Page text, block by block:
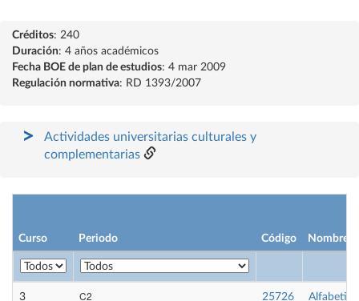
Créditos: 240
Duración: 4 años académicos
Fecha BOE de plan de estudios: 4 mar 2009
Regulación normativa: RD 1393/2007
Actividades universitarias culturales y
complementarias
Curso Periodo Código Nombre
3 C2 25726